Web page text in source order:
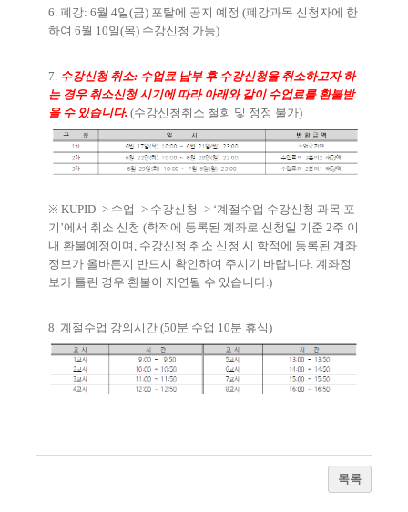
6. 폐강: 6월 4일(금) 포탈에 공지 예정 (폐강과목 신청자에 한
하여 6월 10일(목) 수강신청 가능)
7. 수강신청 취소: 수업료 납부 후 수강신청을 취소하고자 하
는 경우 취소신청 시기에 따라 아래와 같이 수업료를 환불받
을 수 있습니다. (수강신청취소 철회 및 정정 불가)
※ KUPID -> 수업 -> 수강신청 -> ‘계절수업 수강신청 과목 포
기 ’에서 취소 신청 (학적에 등록된 계좌로 신청일 기준 2주 이
내 환불예정이며 , 수강신청 취소 신청 시 학적에 등록된 계좌
정보가 올바른지 반드시 확인하여 주시기 바랍니다. 계좌정
보가 틀린 경우 환불이 지연될 수 있습니다.)
8. 계절수업 강의시간 (50분 수업 10분 휴식)
목록